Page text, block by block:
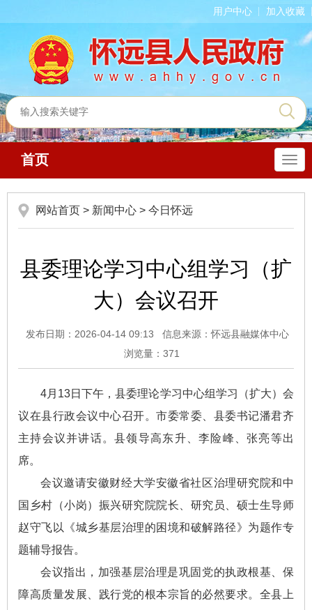
用户中心 加入收藏
导
航
首页
网站首页 > 新闻中心 > 今日怀远
县委理论学习中心组学习（扩
大）会议召开
发布日期：2026-04-14 09:13
信息来源：怀远县融媒体中心
浏览量： 371
4月13日下午，县委理论学习中心组学习（扩大）会
议在县行政会议中心召开。市委常委、县委书记潘君齐
主持会议并讲话。县领导高东升、李险峰、张亮等出
席。
会议邀请安徽财经大学安徽省社区治理研究院和中
国乡村（小岗）振兴研究院院长、研究员、硕士生导师
赵守飞以《城乡基层治理的困境和破解路径》为题作专
题辅导报告。
会议指出，加强基层治理是巩固党的执政根基、保
障高质量发展、践行党的根本宗旨的必然要求。全县上